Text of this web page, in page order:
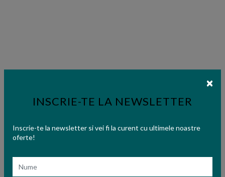
INSCRIE-TE LA NEWSLETTER
Inscrie-te la newsletter si vei fi la curent cu ultimele noastre
oferte!